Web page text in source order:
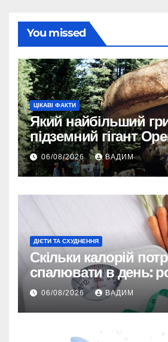
You missed
ЦІКАВІ ФАКТИ
Який найбільший
підземний гігант
06/08/2026 ВАДИМ
ДІЄТИ ТА СХУДНЕННЯ
Скільки калорій
спалювати в день:
TDEE і безпечні
06/08/2026 ВАДИМ